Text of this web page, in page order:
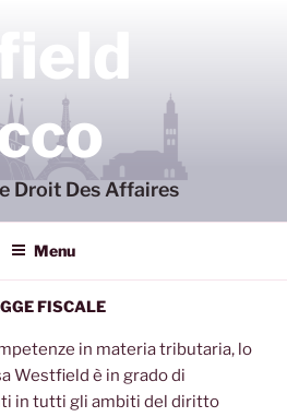
Droit Des Affaires
Menu
FISCALE
in materia tributaria, lo
Westfield è in grado di
in tutti gli ambiti del diritto